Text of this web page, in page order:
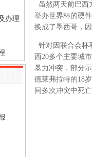
办理
虽然两天前巴西
举办世界杯的硬
换成了墨西哥，
针对因联合会杯
西20多个主要城
暴力冲突，部分
德莱弗拉特的18
间多次冲突中死